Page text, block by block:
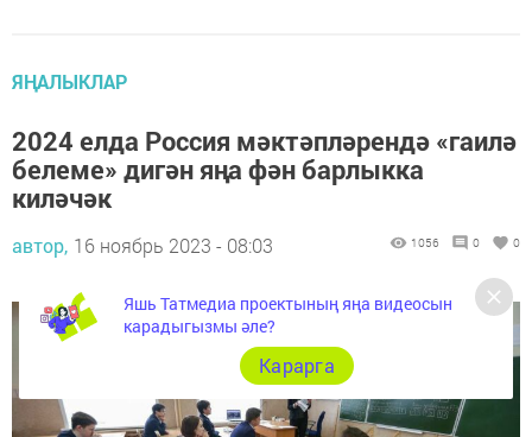
ЯҢАЛЫКЛАР
2024 елда Россия мәктәпләрендә «гаилә
белеме» дигән яңа фән барлыкка
киләчәк
автор, 16 ноябрь 2023 - 08:03 1056 0 0
Яшь Татмедиа проектының яңа видеосын
карадыгызмы әле?
Карарга